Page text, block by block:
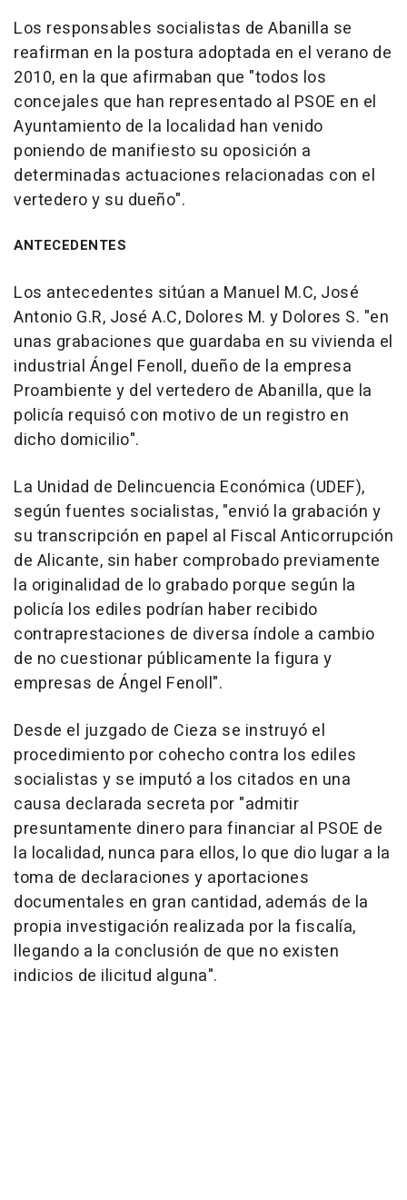
Los responsables socialistas de Abanilla se
reafirman en la postura adoptada en el verano de
2010, en la que afirmaban que "todos los
concejales que han representado al PSOE en el
Ayuntamiento de la localidad han venido
poniendo de manifiesto su oposición a
determinadas actuaciones relacionadas con el
vertedero y su dueño".
ANTECEDENTES
Los antecedentes sitúan a Manuel M.C, José
Antonio G.R, José A.C, Dolores M. y Dolores S. "en
unas grabaciones que guardaba en su vivienda el
industrial Ángel Fenoll, dueño de la empresa
Proambiente y del vertedero de Abanilla, que la
policía requisó con motivo de un registro en
dicho domicilio".
La Unidad de Delincuencia Económica (UDEF),
según fuentes socialistas, "envió la grabación y
su transcripción en papel al Fiscal Anticorrupción
de Alicante, sin haber comprobado previamente
la originalidad de lo grabado porque según la
policía los ediles podrían haber recibido
contraprestaciones de diversa índole a cambio
de no cuestionar públicamente la figura y
empresas de Ángel Fenoll".
Desde el juzgado de Cieza se instruyó el
procedimiento por cohecho contra los ediles
socialistas y se imputó a los citados en una
causa declarada secreta por "admitir
presuntamente dinero para financiar al PSOE de
la localidad, nunca para ellos, lo que dio lugar a la
toma de declaraciones y aportaciones
documentales en gran cantidad, además de la
propia investigación realizada por la fiscalía,
llegando a la conclusión de que no existen
indicios de ilicitud alguna".